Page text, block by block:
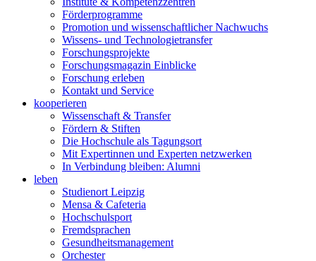
Förderprogramme
Promotion und wissenschaftlicher Nachwuchs
Wissens- und Technologietransfer
Forschungsprojekte
Forschungsmagazin Einblicke
Forschung erleben
Kontakt und Service
kooperieren
Wissenschaft & Transfer
Fördern & Stiften
Die Hochschule als Tagungsort
Mit Expertinnen und Experten netzwerken
In Verbindung bleiben: Alumni
leben
Studienort Leipzig
Mensa & Cafeteria
Hochschulsport
Fremdsprachen
Gesundheitsmanagement
Orchester